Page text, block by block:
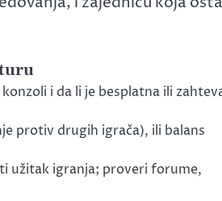
i da li je besplatna ili
protiv drugih igrača), ili balans
užitak igranja; proveri forume,